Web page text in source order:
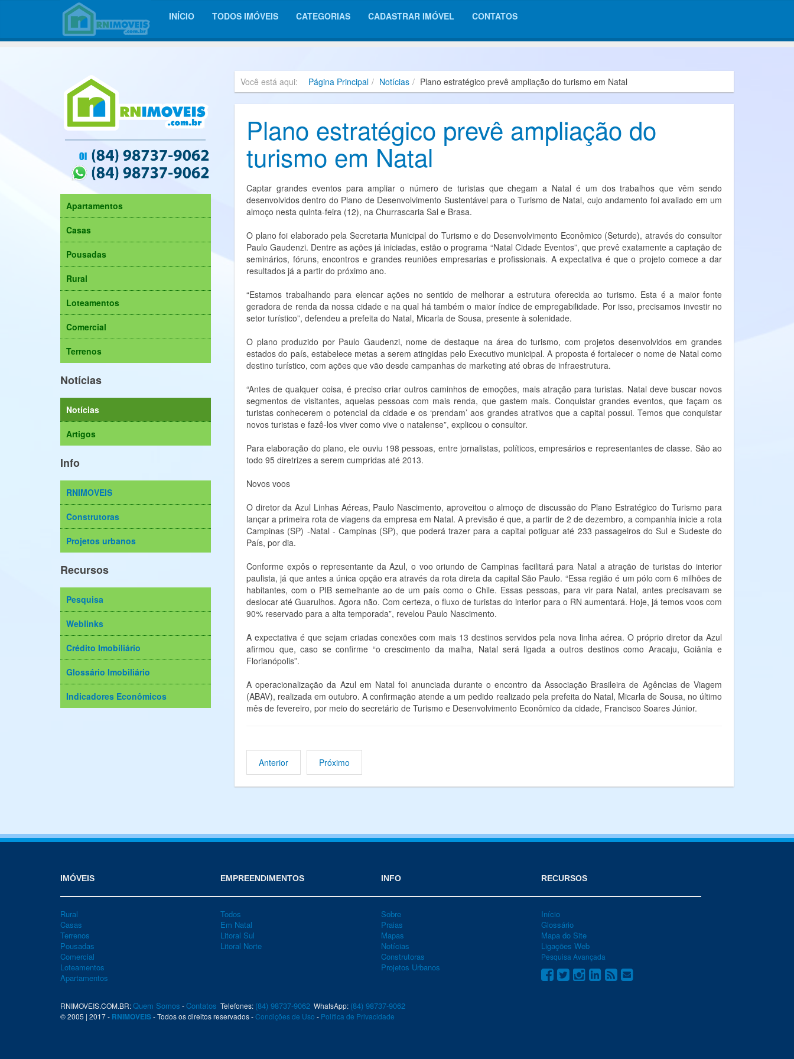
INÍCIO TODOS IMÓVEIS CATEGORIAS CADASTRAR IMÓVEL CONTATOS
Você está aqui: Página Principal Notícias Plano estratégico prevê ampliação do turismo em Natal
Plano estratégico prevê ampliação do
turismo em Natal
Captar grandes eventos para ampliar o número de turistas que chegam a Natal é um dos trabalhos que vêm sendo
desenvolvidos dentro do Plano de Desenvolvimento Sustentável para o Turismo de Natal, cujo andamento foi avaliado em um
almoço nesta quinta-feira (12), na Churrascaria Sal e Brasa.
O plano foi elaborado pela Secretaria Municipal do Turismo e do Desenvolvimento Econômico (Seturde), através do consultor
Paulo Gaudenzi. Dentre as ações já iniciadas, estão o programa “Natal Cidade Eventos”, que prevê exatamente a captação de
seminários, fóruns, encontros e grandes reuniões empresarias e profissionais. A expectativa é que o projeto comece a dar
resultados já a partir do próximo ano.
“Estamos trabalhando para elencar ações no sentido de melhorar a estrutura oferecida ao turismo. Esta é a maior fonte
geradora de renda da nossa cidade e na qual há também o maior índice de empregabilidade. Por isso, precisamos investir no
setor turístico”, defendeu a prefeita do Natal, Micarla de Sousa, presente à solenidade.
O plano produzido por Paulo Gaudenzi, nome de destaque na área do turismo, com projetos desenvolvidos em grandes
estados do país, estabelece metas a serem atingidas pelo Executivo municipal. A proposta é fortalecer o nome de Natal como
destino turístico, com ações que vão desde campanhas de marketing até obras de infraestrutura.
“Antes de qualquer coisa, é preciso criar outros caminhos de emoções, mais atração para turistas. Natal deve buscar novos
segmentos de visitantes, aquelas pessoas com mais renda, que gastem mais. Conquistar grandes eventos, que façam os
turistas conhecerem o potencial da cidade e os ‘prendam’ aos grandes atrativos que a capital possui. Temos que conquistar
novos turistas e fazê-los viver como vive o natalense”, explicou o consultor.
Para elaboração do plano, ele ouviu 198 pessoas, entre jornalistas, políticos, empresários e representantes de classe. São ao
todo 95 diretrizes a serem cumpridas até 2013.
Novos voos
O diretor da Azul Linhas Aéreas, Paulo Nascimento, aproveitou o almoço de discussão do Plano Estratégico do Turismo para
lançar a primeira rota de viagens da empresa em Natal. A previsão é que, a partir de 2 de dezembro, a companhia inicie a rota
Campinas (SP) -Natal - Campinas (SP), que poderá trazer para a capital potiguar até 233 passageiros do Sul e Sudeste do
País, por dia.
Conforme expôs o representante da Azul, o voo oriundo de Campinas facilitará para Natal a atração de turistas do interior
paulista, já que antes a única opção era através da rota direta da capital São Paulo. “Essa região é um pólo com 6 milhões de
habitantes, com o PIB semelhante ao de um país como o Chile. Essas pessoas, para vir para Natal, antes precisavam se
deslocar até Guarulhos. Agora não. Com certeza, o fluxo de turistas do interior para o RN aumentará. Hoje, já temos voos com
90% reservado para a alta temporada”, revelou Paulo Nascimento.
A expectativa é que sejam criadas conexões com mais 13 destinos servidos pela nova linha aérea. O próprio diretor da Azul
afirmou que, caso se confirme “o crescimento da malha, Natal será ligada a outros destinos como Aracaju, Goiânia e
Florianópolis”.
A operacionalização da Azul em Natal foi anunciada durante o encontro da Associação Brasileira de Agências de Viagem
(ABAV), realizada em outubro. A confirmação atende a um pedido realizado pela prefeita do Natal, Micarla de Sousa, no último
mês de fevereiro, por meio do secretário de Turismo e Desenvolvimento Econômico da cidade, Francisco Soares Júnior.
Anterior Próximo
Apartamentos
Casas
Pousadas
Rural
Loteamentos
Comercial
Terrenos
Notícias
Notícias
Artigos
Info
RNIMOVEIS
Construtoras
Projetos urbanos
Recursos
Pesquisa
Weblinks
Crédito Imobiliário
Glossário Imobiliário
Indicadores Econômicos
IMÓVEIS
Rural
Casas
Terrenos
Pousadas
Comercial
Loteamentos
Apartamentos
EMPREENDIMENTOS
Todos
Em Natal
Litoral Sul
Litoral Norte
INFO
Sobre
Praias
Mapas
Notícias
Construtoras
Projetos Urbanos
RECURSOS
Início
Glossário
Mapa do Site
Ligações Web
Pesquisa Avançada
RNIMOVEIS.COM.BR:Quem Somos -Contatos Telefones: (84) 98737-9062 WhatsApp: (84) 98737-9062
© 2005 | 2017 - RNIMOVEIS- Todos os direitos reservados -Condições de Uso - Política de Privacidade